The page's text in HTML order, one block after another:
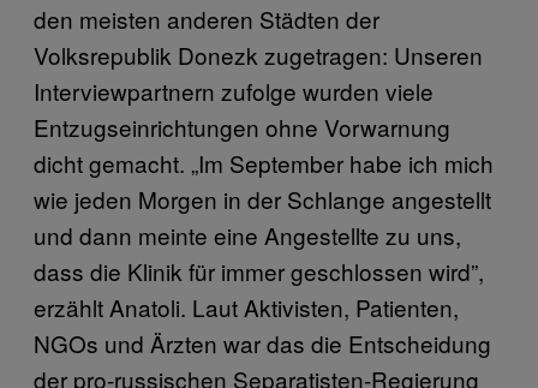
den meisten anderen Städten der
Volksrepublik Donezk zugetragen: Unseren
Interviewpartnern zufolge wurden viele
Entzugseinrichtungen ohne Vorwarnung
dicht gemacht. „Im September habe ich mich
wie jeden Morgen in der Schlange angestellt
und dann meinte eine Angestellte zu uns,
dass die Klinik für immer geschlossen wird”,
erzählt Anatoli. Laut Aktivisten, Patienten,
NGOs und Ärzten war das die Entscheidung
der pro-russischen Separatisten-Regierung